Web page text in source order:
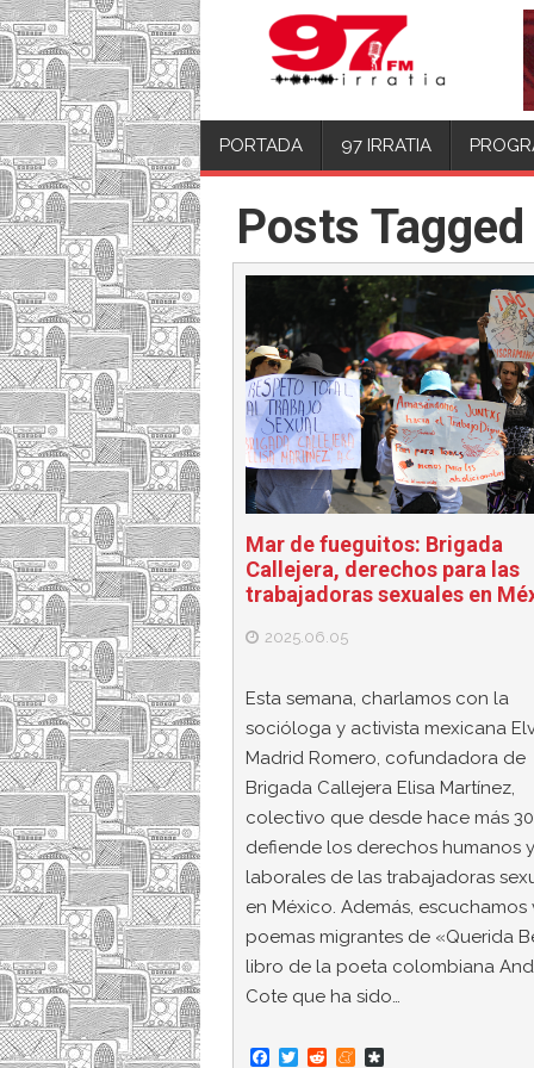
PORTADA 97 IRRATIA
Posts Tagged
Mar de fueguitos: Brigada
Callejera, derechos para las
trabajadoras sexuales en
2025.06.05
Esta semana, charlamos con la
socióloga y activista mexicana
Madrid Romero, cofundadora de
Brigada Callejera Elisa Martínez,
colectivo que desde hace más
defiende los derechos humanos y
laborales de las trabajadoras
en México. Además, escuchamos
poemas migrantes de «Querida
libro de la poeta colombiana
Cote que ha sido…
F
T
R
M